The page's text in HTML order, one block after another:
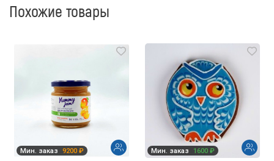
Похожие товары
Мин. заказ 9200 ₽ Мин. заказ 1600 ₽